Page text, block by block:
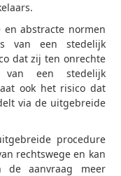
en abstracte normen
van een stedelijk
dat zij ten onrechte
een stedelijk
ook het risico dat
via de uitgebreide
procedure
rechtswege en kan
de aanvraag meer